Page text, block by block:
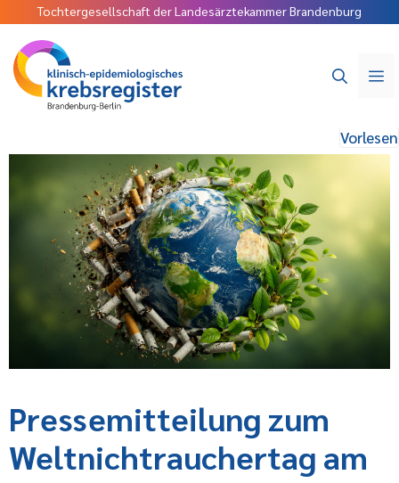
Tochtergesellschaft der Landesärztekammer Brandenburg
Vorlesen
Pressemitteilung zum
Weltnichtrauchertag am